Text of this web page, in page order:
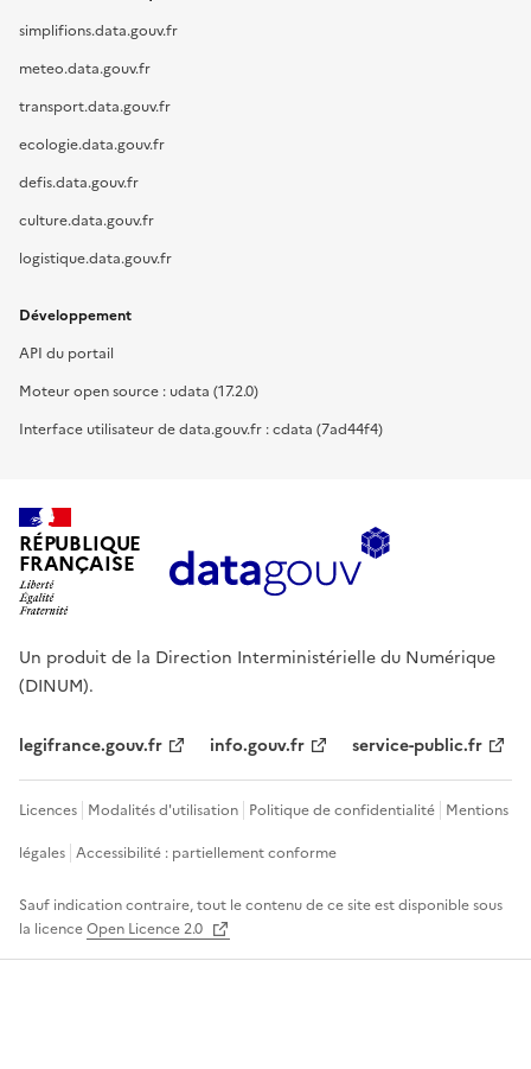
simplifions.data.gouv.fr
meteo.data.gouv.fr
transport.data.gouv.fr
ecologie.data.gouv.fr
defis.data.gouv.fr
culture.data.gouv.fr
logistique.data.gouv.fr
Développement
API du portail
Moteur open source : udata (17.2.0)
Interface utilisateur de data.gouv.fr : cdata (7ad44f4)
RÉPUBLIQUE
FRANÇAISE
Un produit de la Direction Interministérielle du Numérique
(DINUM).
legifrance.gouv.fr info.gouv.fr service-public.fr
Licences Modalités d'utilisation Politique de confidentialité Mentions
légales Accessibilité : partiellement conforme
Sauf indication contraire, tout le contenu de ce site est disponible sous
la licenceOpen Licence 2.0